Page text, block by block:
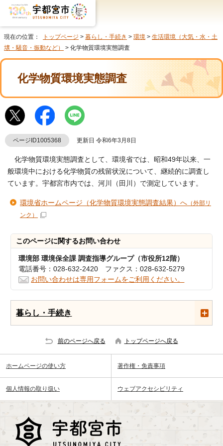
現在の位置： トップページ > 暮らし・手続き > 環境 > 生活環境（大気・水・土
壌・騒音・振動など）
> 化学物質環境実態調査
化学物質環境実態調査
ページID1005368 更新日 令和6年3月8日
化学物質環境実態調査として、環境省では、昭和49年以来、一
般環境中における化学物質の残留状況について、継続的に調査し
ています。宇都宮市内では、河川（田川）で測定しています。
環境省ホームページ（化学物質環境実態調査結果）へ （外部リ
ンク）
このページに関するお問い合わせ
環境部 環境保全課 調査指導グループ（市役所12階）
電話番号：028-632-2420 ファクス：028-632-5279
お問い合わせは専用フォームをご利用ください。
暮らし・手続き
前のページへ戻る トップページへ戻る
ホームページの使い方 著作権・免責事項
個人情報の取り扱い ウェブアクセシビリティ